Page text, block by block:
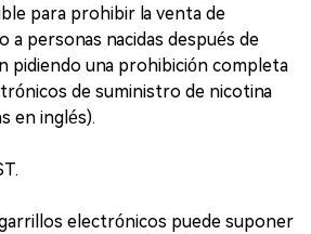
para prohibir la venta de
a personas nacidas después de
pidiendo una prohibición completa
de suministro de nicotina
en inglés).
electrónicos puede suponer